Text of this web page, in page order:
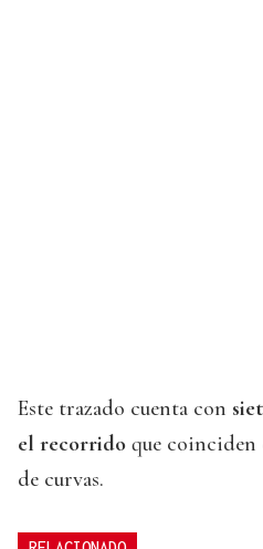
Este trazado cuenta con
el recorrido que coinciden
de curvas.